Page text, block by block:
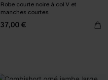
Robe courte noire à col V et
manches courtes
37,00 €